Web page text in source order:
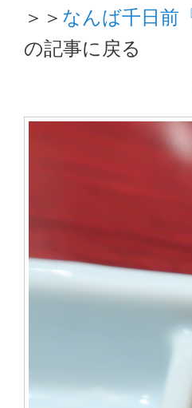
＞＞ なんば千日前
の記事に戻る